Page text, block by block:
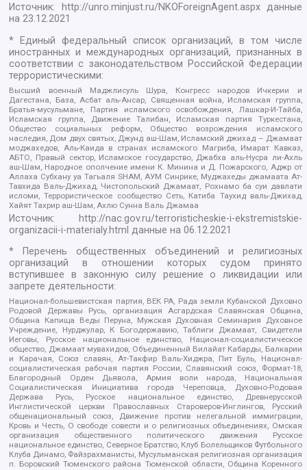
Источник: http://unro.minjust.ru/NKOForeignAgent.aspxданные
на23.12.2021
* Единый федеральный список организаций, в том числе
иностранных и международных организаций, признанных в
соответствии с законодательством Российской Федерации
террористическими:
Высший военный Маджлисуль Шура, Конгресс народов Ичкерии и
Дагестана, База, Асбат аль-Ансар, Священная война, Исламская группа,
Братья-мусульмане, Партия исламского освобождения, Лашкар-И-Тайба,
Исламская группа, Движение Талибан, Исламская партия Туркестана,
Общество социальных реформ, Общество возрождения исламского
наследия, Дом двух святых, Джунд аш-Шам, Исламский джихад – Джамаат
моджахедов, Аль-Каида в странах исламского Магриба, Имарат Кавказ,
АБТО, Правый сектор, Исламское государство, Джабха аль-Нусра ли-Ахль
аш-Шам, Народное ополчение имени К. Минина и Д. Пожарского, Аджр от
Аллаха Субхану уа Тагьаля SHAM, АУМ Синрике, Муджахеды джамаата Ат-
Тавхида Валь-Джихад, Чистопольский Джамаат, Рохнамо ба суи давлати
исломи, Террористическое сообщество Сеть, Катиба Таухид валь-Джихад,
Хайят Тахрир аш-Шам, Ахлю Сунна Валь Джамаа
Источник:
http://nac.gov.ru/terroristicheskie-i-ekstremistskie-
organizacii-i-materialy.html данные на06.12.2021
* Перечень общественных объединений и религиозных
организаций в отношении которых судом принято
вступившее в законную силу решение о ликвидации или
запрете деятельности:
Национал-большевистская партия, ВЕК РА, Рада земли Кубанской Духовно
Родовой Державы Русь, организация Асгардская Славянская Община,
Община Капища Веды Перуна, Мужская Духовная Семинария Духовное
Учреждение, Нурджулар, К Богодержавию, Таблиги Джамаат, Свидетели
Иеговы, Русское национальное единство, Национал-социалистическое
общество, Джамаат мувахидов, Объединенный Вилайат Кабарды, Балкарии
и Карачая, Союз славян, Ат-Такфир Валь-Хиджра, Пит Буль, Национал-
социалистическая рабочая партия России, Славянский союз, Формат-18,
Благородный Орден Дьявола, Армия воли народа, Национальная
Социалистическая Инициатива города Череповца, Духовно-Родовая
Держава Русь, Русское национальное единство, Древнерусской
Инглистической церкви Православных Староверов-Инглингов, Русский
общенациональный союз, Движение против нелегальной иммиграции,
Кровь и Честь, О свободе совести и о религиозных объединениях, Омская
организация общественного политического движения Русское
национальное единство, Северное Братство, Клуб Болельщиков Футбольного
Клуба Динамо, Файзрахманисты, Мусульманская религиозная организация
п. Боровский Тюменского района Тюменской области, Община Коренного